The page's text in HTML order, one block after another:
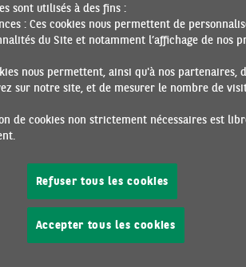
solide, en mesure d’accroître son
sur son propre marché, l’UE
segments de la banque
leur présence. Pour autant, ces
large que celle, microéconomique,
répondre efficacement à la hausse des
fortement redressée depuis 2022, et le
dix ans. Mais plusieurs axes
enjeux et accroître l’intégration des
nécessaire mais non suffisante
sont utilisés à des fins :
: Ces cookies nous permettent de
du Site et notamment l’affichage de nos
nous permettent, ainsi qu'à nos partenaires,
sur notre site, et de mesurer le nombre de
de cookies non strictement nécessaires est
Refuser tous les cookies
Accepter tous les cookies